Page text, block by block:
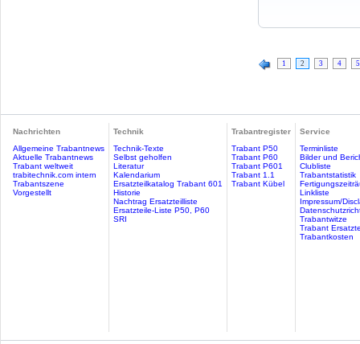
1 2 3 4 5
Nachrichten
Allgemeine Trabantnews
Aktuelle Trabantnews
Trabant weltweit
trabitechnik.com intern
Trabantszene
Vorgestellt
Technik
Technik-Texte
Selbst geholfen
Literatur
Kalendarium
Ersatzteilkatalog Trabant 601
Historie
Nachtrag Ersatzteilliste
Ersatzteile-Liste P50, P60
SRI
Trabantregister
Trabant P50
Trabant P60
Trabant P601
Trabant 1.1
Trabant Kübel
Service
Terminliste
Bilder und
Clubliste
Trabantstatistik
Linkliste
Impressum/
Trabantwitze
Trabant
Trabantkosten